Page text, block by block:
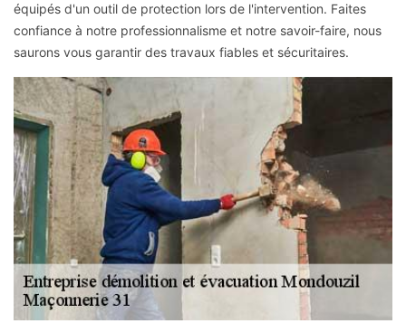
équipés d'un outil de protection lors de l'intervention. Faites
confiance à notre professionnalisme et notre savoir-faire, nous
saurons vous garantir des travaux fiables et sécuritaires.